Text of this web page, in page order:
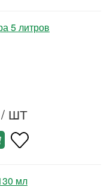
5 литров
/ ШТ
мл